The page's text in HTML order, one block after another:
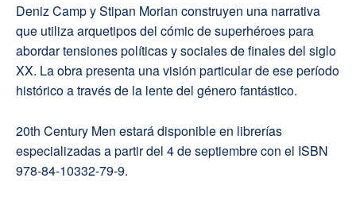
Deniz Camp y Stipan Morian construyen una narrativa
que utiliza arquetipos del cómic de superhéroes para
abordar tensiones políticas y sociales de finales del siglo
XX. La obra presenta una visión particular de ese período
histórico a través de la lente del género fantástico.
20th Century Men estará disponible en librerías
especializadas a partir del 4 de septiembre con el ISBN
978-84-10332-79-9.